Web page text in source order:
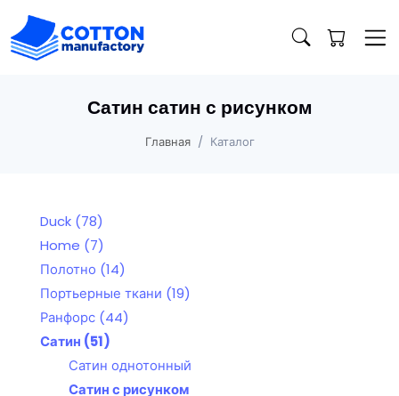
Сатин сатин с рисунком
Главная Каталог
Duck (78)
Home (7)
Полотно (14)
Портьерные ткани (19)
Ранфорс (44)
Сатин (51)
Сатин однотонный
Сатин с рисунком